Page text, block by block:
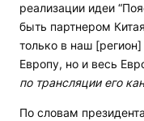
реализации идеи
быть партнером
только в наш
Европу, но и весь
по трансляции его
По словам